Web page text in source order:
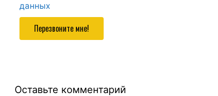
данных
Перезвоните мне!
Оставьте комментарий